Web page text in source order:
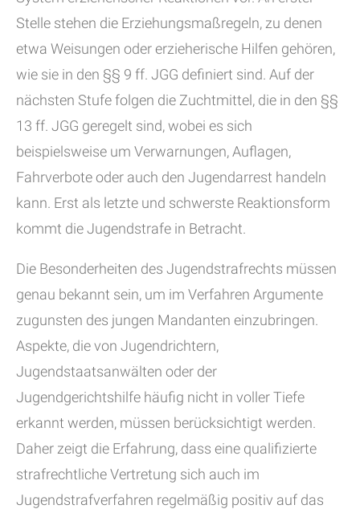
Stelle stehen die Erziehungsmaßregeln, zu denen
etwa Weisungen oder erzieherische Hilfen gehören,
wie sie in den §§ 9 ff. JGG definiert sind. Auf der
nächsten Stufe folgen die Zuchtmittel, die in den §§
13 ff. JGG geregelt sind, wobei es sich
beispielsweise um Verwarnungen, Auflagen,
Fahrverbote oder auch den Jugendarrest handeln
kann. Erst als letzte und schwerste Reaktionsform
kommt die Jugendstrafe in Betracht.
Die Besonderheiten des Jugendstrafrechts müssen
genau bekannt sein, um im Verfahren Argumente
zugunsten des jungen Mandanten einzubringen.
Aspekte, die von Jugendrichtern,
Jugendstaatsanwälten oder der
Jugendgerichtshilfe häufig nicht in voller Tiefe
erkannt werden, müssen berücksichtigt werden.
Daher zeigt die Erfahrung, dass eine qualifizierte
strafrechtliche Vertretung sich auch im
Jugendstrafverfahren regelmäßig positiv auf das